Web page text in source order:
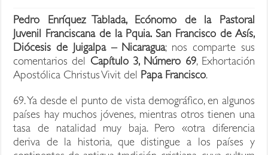
Pedro Enríquez Tablada, Ecónomo de la Pastoral
Juvenil Franciscana de la Pquia. San Francisco de Asís,
Diócesis de Juigalpa – Nicaragua; nos comparte sus
comentarios del Capítulo 3, Número 69, Exhortación
Apostólica Christus Vivit del Papa Francisco.
69. Ya desde el punto de vista demográfico, en algunos
países hay muchos jóvenes, mientras otros tienen una
tasa de natalidad muy baja. Pero «otra diferencia
deriva de la historia, que distingue a los países y